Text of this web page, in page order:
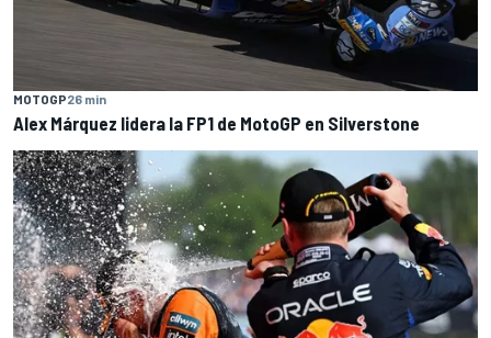
MOTOGP26 min
Alex Márquez lidera la FP1 de MotoGP en Silverstone